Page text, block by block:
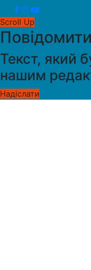
Scroll Up
Текст, який
нашим
Надіслати